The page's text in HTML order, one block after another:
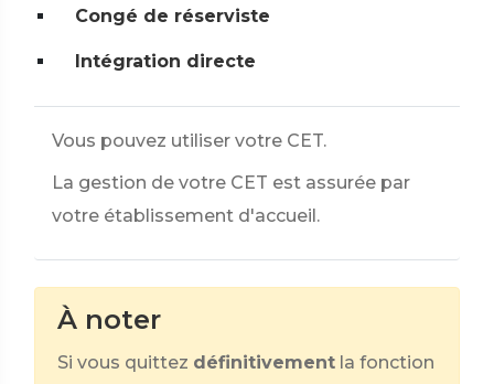
Congé de réserviste
Intégration directe
Vous pouvez utiliser votre CET.
La gestion de votre CET est assurée par
votre établissement d'accueil.
À noter
Si vous quittez définitivement la fonction